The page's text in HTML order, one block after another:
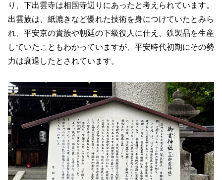
り、下出雲寺は相国寺辺りにあったと考えられています。
出雲族は、紙漉きなど優れた技術を身につけていたとみら
れ、平安京の貴族や朝廷の下級役人に仕え、鉄製品を生産
していたこともわかっていますが、平安時代初期にその勢
力は衰退したとされています。